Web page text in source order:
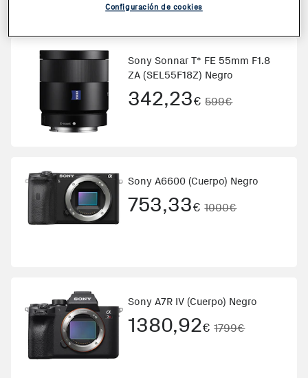
Sony Sonnar T* FE 55mm F1.8
ZA (SEL55F18Z) Negro
342,23€ 599€
Sony A6600 (Cuerpo) Negro
753,33€ 1000€
Sony A7R IV (Cuerpo) Negro
1380,92€ 1799€
Configuración de cookies